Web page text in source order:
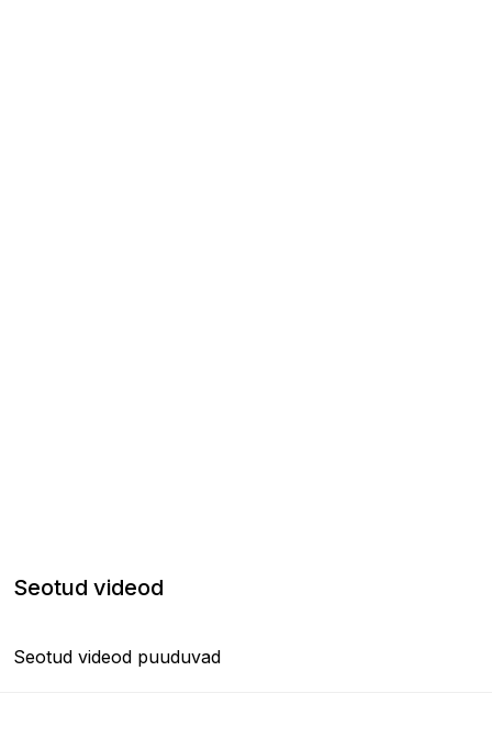
Seotud videod
Seotud videod puuduvad